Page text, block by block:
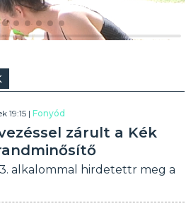
19:15 |Fonyód
zárult a Kék
alkalommal hirdetettr meg a